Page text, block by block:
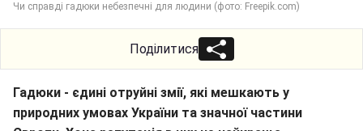
Чи справді гадюки небезпечні для людини (фото: Freepik.com)
Поділитися
Гадюки - єдині отруйні змії, які мешкають у
природних умовах України та значної частини